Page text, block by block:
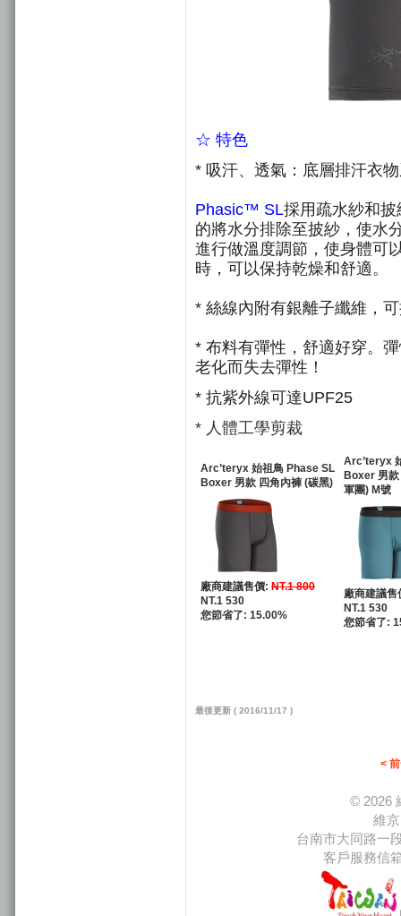
☆ 特色
* 吸汗、透氣：底層排汗衣
Phasic™ SL採用疏水紗和
的將水分排除至披紗，使水
進行做溫度調節，使身體可
時，可以保持乾燥和舒適。
* 絲線內附有銀離子纖維，
* 布料有彈性，舒適好穿。
老化而失去彈性！
* 抗紫外線可達UPF25
* 人體工學剪裁
Arc’teryx 始祖鳥 Phase SL
Boxer 男款 四角內褲 (碳黑)
廠商建議售價: NT.1 800
NT.1 530
您節省了: 15.00%
Arc’teryx
Boxer 男
軍團) M號
廠商建議
NT.1 530
您節省了:
最後更新 ( 2016/11/17 )
<
© 2026
維
台南市大同路一
客戶服務信